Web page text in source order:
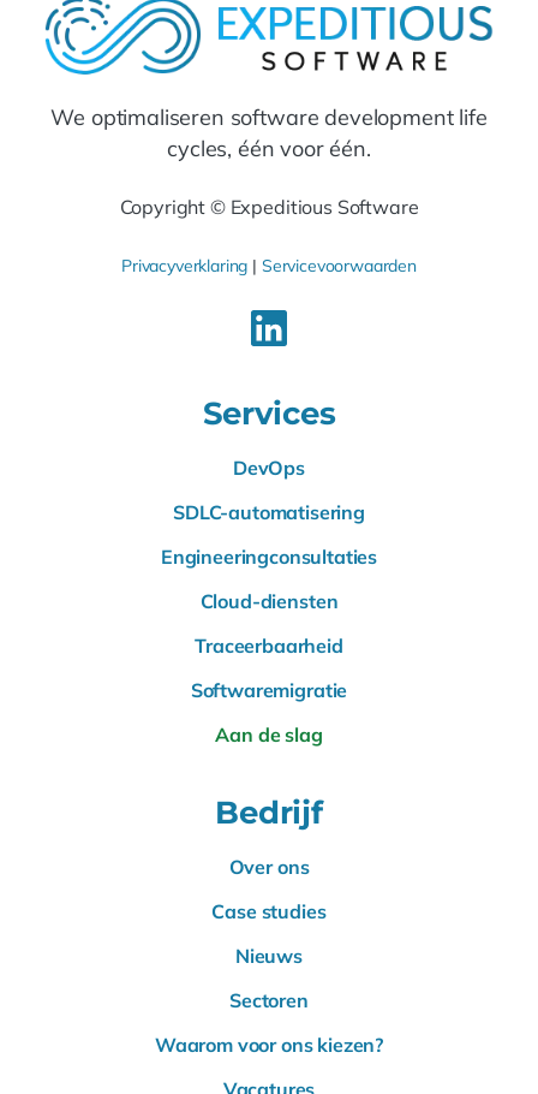
We optimaliseren software development life
cycles, één voor één.
Copyright © Expeditious Software
Privacyverklaring | Servicevoorwaarden
Services
DevOps
SDLC-automatisering
Engineeringconsultaties
Cloud-diensten
Traceerbaarheid
Softwaremigratie
Aan de slag
Bedrijf
Over ons
Case studies
Nieuws
Sectoren
Waarom voor ons kiezen?